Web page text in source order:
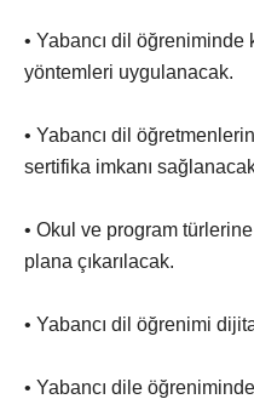
• Yabancı dil öğreniminde
yöntemleri uygulanacak.
• Yabancı dil
sertifika imkanı
• Okul ve program
plana çıkarılacak.
• Yabancı dil öğrenimi
• Yabancı dile